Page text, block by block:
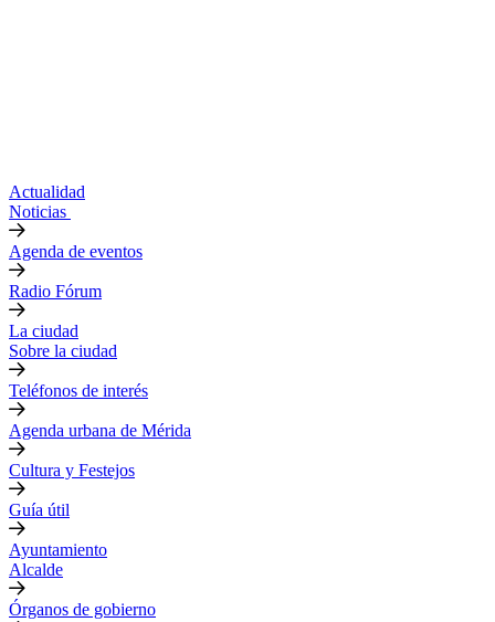
Actualidad
Noticias
Agenda de eventos
Radio Fórum
La ciudad
Sobre la ciudad
Teléfonos de interés
Agenda urbana de Mérida
Cultura y Festejos
Guía útil
Ayuntamiento
Alcalde
Órganos de gobierno